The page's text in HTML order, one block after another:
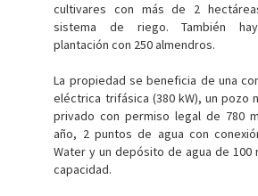
cultivares con más de 2
sistema de riego. También
plantación con 250 almendros.
La propiedad se beneficia de una
eléctrica trifásica (380 kW), un pozo
privado con permiso legal de 780
año, 2 puntos de agua con
Water y un depósito de agua de 100
capacidad.